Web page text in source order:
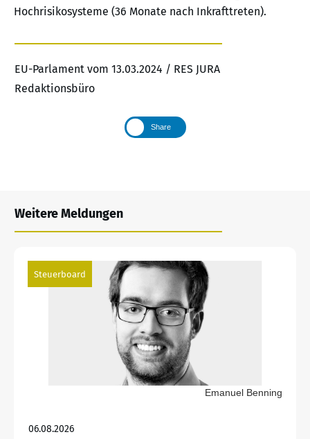
Hochrisikosysteme (36 Monate nach Inkrafttreten).
EU-Parlament vom 13.03.2024 / RES JURA
Redaktionsbüro
Share
Weitere Meldungen
Steuerboard
Emanuel Benning
06.08.2026